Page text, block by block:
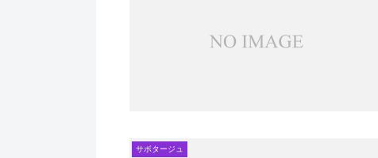
サボタージュ